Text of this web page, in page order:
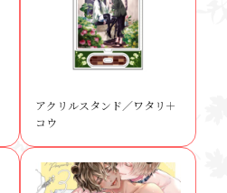
アクリルスタンド／ワタリ＋
コウ